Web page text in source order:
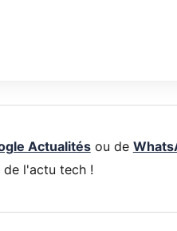
Actualitésou de
de l'actu tech !